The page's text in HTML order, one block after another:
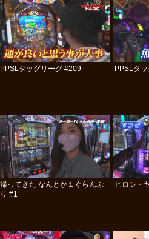
PPSLタッグリーグ #209 PPSLタ
帰ってきた なんとか１ぐらんぷ
り #1
ヒロシ・